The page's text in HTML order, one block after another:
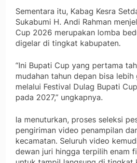
Sementara itu, Kabag Kesra
Sukabumi H. Andi Rahman
Cup 2026 merupakan lomba
digelar di tingkat kabupaten.
“Ini Bupati Cup yang pertama
mudahan tahun depan bisa lebih
melalui Festival Dulag Bupati
pada 2027,” ungkapnya.
Ia menuturkan, proses seleksi
pengiriman video penampilan
kecamatan. Seluruh video
dewan juri hingga terpilih enam